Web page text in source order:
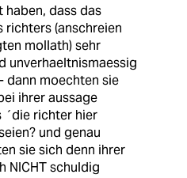
dass das
richters (anschreien
mollath) sehr
unverhaeltnismaessig
dann moechten sie
ihrer aussage
´die richter hier
und genau
sie sich denn ihrer
NICHT schuldig